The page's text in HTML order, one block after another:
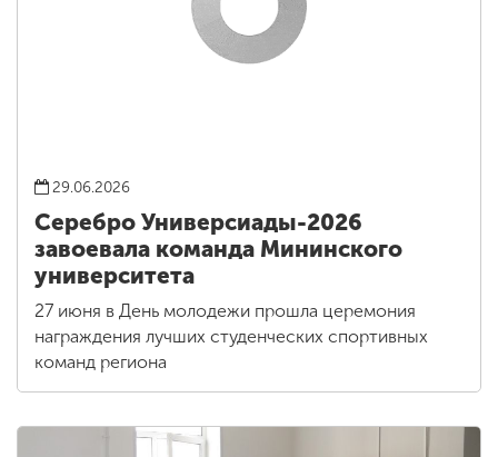
29.06.2026
Серебро Универсиады-2026
завоевала команда Мининского
университета
27 июня в День молодежи прошла церемония
награждения лучших студенческих спортивных
команд региона